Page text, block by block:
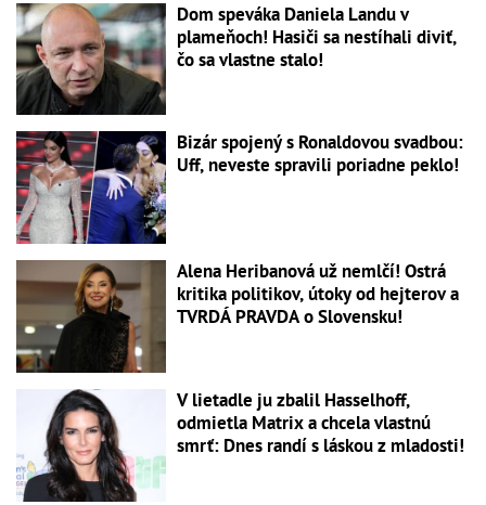
Dom speváka Daniela Landu v
plameňoch! Hasiči sa nestíhali diviť,
čo sa vlastne stalo!
Bizár spojený s Ronaldovou svadbou:
Uff, neveste spravili poriadne peklo!
Alena Heribanová už nemlčí! Ostrá
kritika politikov, útoky od hejterov a
TVRDÁ PRAVDA o Slovensku!
V lietadle ju zbalil Hasselhoff,
odmietla Matrix a chcela vlastnú
smrť: Dnes randí s láskou z mladosti!